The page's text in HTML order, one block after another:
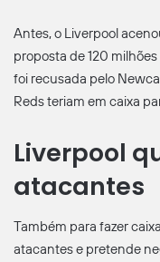
Antes, o Liverpool
proposta de 120
foi recusada pelo
Reds teriam em caixa
Liverpool
atacantes
Também para fazer
atacantes e pretende